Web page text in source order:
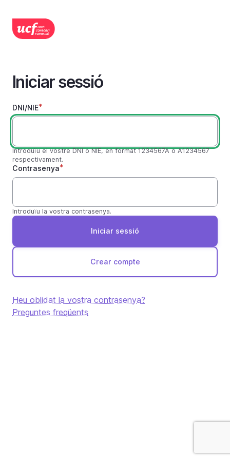
contingut
Iniciar sessió
DNI/NIE
Introduïu el vostre DNI o NIE, en format1234567AoA1234567
respectivament.
Contrasenya
Introduïu la vostra contrasenya.
Crear compte
Heu oblidat la vostra contrasenya?
Preguntes freqüents